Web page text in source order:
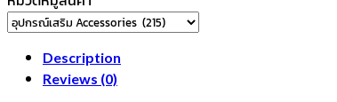
Description
Reviews (0)